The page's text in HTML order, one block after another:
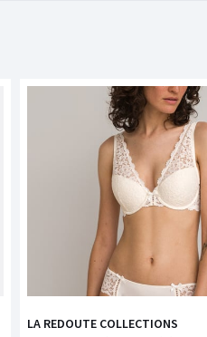
LA REDOUTE COLLECTIONS